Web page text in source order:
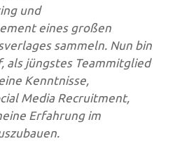
und
eines großen
sammeln. Nun bin
als jüngstes Teammitglied
Kenntnisse,
Media Recruitment,
Erfahrung im